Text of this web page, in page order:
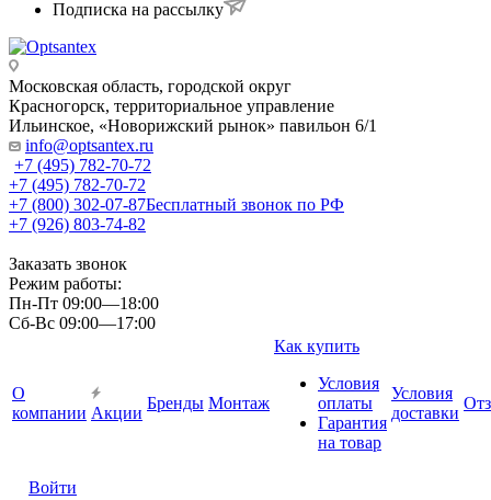
Подписка на рассылку
Московская область, городской округ
Красногорск, территориальное управление
Ильинское, «Новорижский рынок» павильон 6/1
info@optsantex.ru
+7 (495) 782-70-72
+7 (495) 782-70-72
+7 (800) 302-07-87Бесплатный звонок по РФ
+7 (926) 803-74-82
Заказать звонок
Режим работы:
Пн-Пт 09:00—18:00
Сб-Вс 09:00—17:00
О
компании Акции
Бренды Монтаж
Как купить
Условия
оплаты
Гарантия
на товар
Условия
доставки
Войти